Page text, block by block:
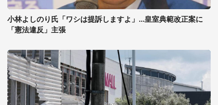
小林よしのり氏「ワシは提訴しますよ」...皇室典範改正案に
「憲法違反」主張